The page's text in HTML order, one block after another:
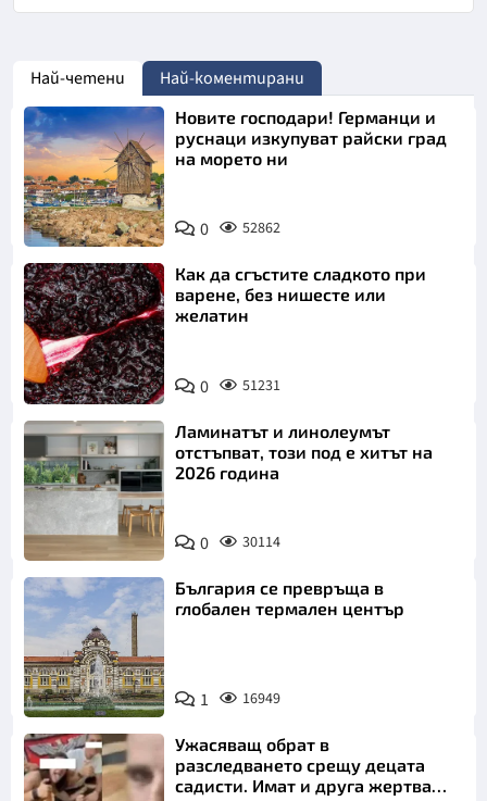
Най-четени Най-коментирани
Новите господари! Германци и
руснаци изкупуват райски град
на морето ни
0 52862
Как да сгъстите сладкото при
варене, без нишесте или
желатин
0 51231
Ламинатът и линолеумът
отстъпват, този под е хитът на
2026 година
0 30114
България се превръща в
глобален термален център
1 16949
Ужасяващ обрат в
разследването срещу децата
садисти. Имат и друга жертва